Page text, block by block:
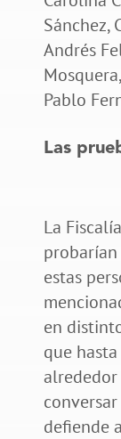
Sánchez,
Andrés
Pablo
Las
La
estas
en
que
alrededor
defiende